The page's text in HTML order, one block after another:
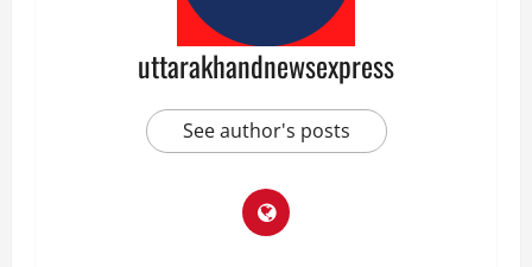
uttarakhandnewsexpress
See author's posts